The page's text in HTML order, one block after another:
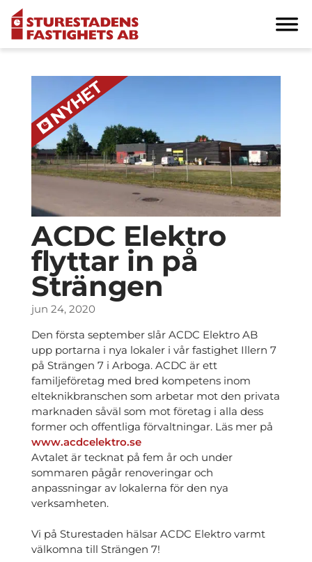
ACDC Elektro
flyttar in på
Strängen
jun 24, 2020
Den första september slår ACDC Elektro AB
upp portarna i nya lokaler i vår fastighet Illern 7
på Strängen 7 i Arboga. ACDC är ett
familjeföretag med bred kompetens inom
elteknikbranschen som arbetar mot den privata
marknaden såväl som mot företag i alla dess
former och offentliga förvaltningar. Läs mer på
www.acdcelektro.se
Avtalet är tecknat på fem år och under
sommaren pågår renoveringar och
anpassningar av lokalerna för den nya
verksamheten.
Vi på Sturestaden hälsar ACDC Elektro varmt
välkomna till Strängen 7!